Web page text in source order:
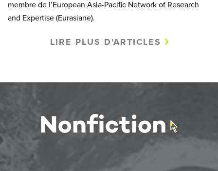
membre de l’European Asia-Pacific Network of Research
and Expertise (Eurasiane).
LIRE PLUS D'ARTICLES